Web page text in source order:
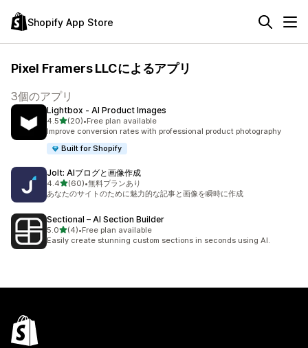
Shopify App Store
Pixel Framers LLCによるアプリ
3個のアプリ
Lightbox ‑ AI Product Images
4.55つ星中
(20)
合計レビュー数：20件
•Free plan available
Improve conversion rates with professional product photography
Built for Shopify
Jolt: AIブログと画像作成
4.45つ星中
(60)
合計レビュー数：60件
•無料プランあり
あなたのサイトのために魅力的な記事と画像を瞬時に作成
Sectional – AI Section Builder
5.05つ星中
(4)
合計レビュー数：4件
•Free plan available
Easily create stunning custom sections in seconds using AI.